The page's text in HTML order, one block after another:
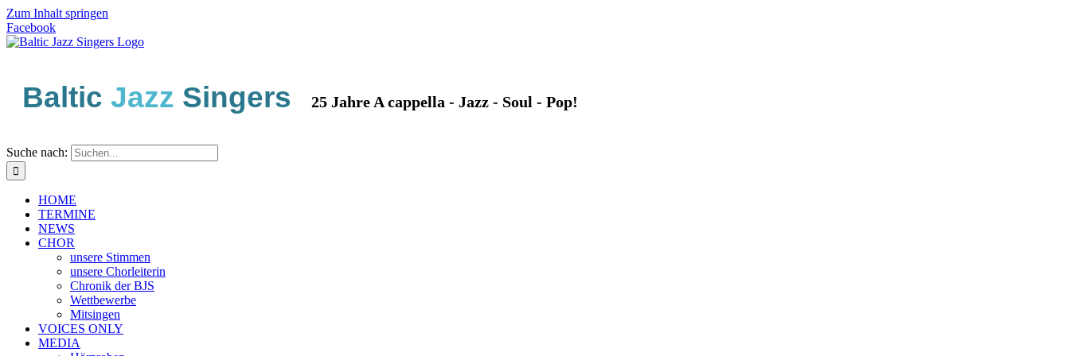
Zum Inhalt springen
Facebook
Baltic Jazz Singers 25 Jahre A cappella - Jazz - Soul - Pop!
Suche nach:
HOME
TERMINE
NEWS
CHOR
unsere Stimmen
unsere Chorleiterin
Chronik der BJS
Wettbewerbe
Mitsingen
VOICES ONLY
MEDIA